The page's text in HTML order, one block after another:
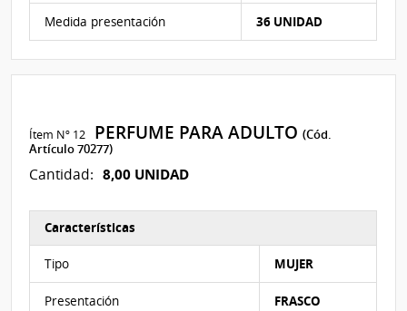
Medida presentación 36 UNIDAD
Ítem Nº 12 PERFUME PARA ADULTO(Cód.
Artículo 70277)
Cantidad: 8,00 UNIDAD
Características
Tipo MUJER
Presentación FRASCO